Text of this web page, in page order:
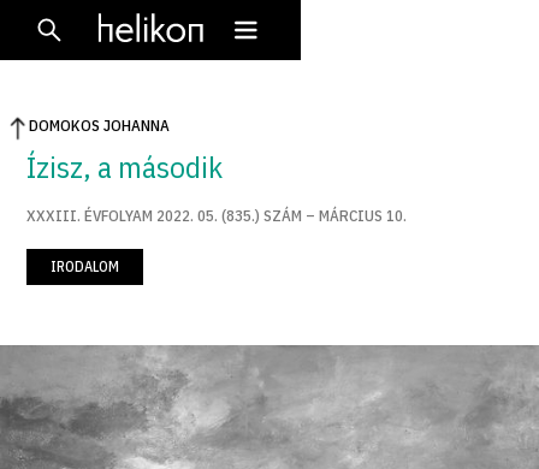
DOMOKOS JOHANNA
Ízisz, a második
XXXIII. ÉVFOLYAM 2022. 05. (835.) SZÁM – MÁRCIUS 10.
IRODALOM